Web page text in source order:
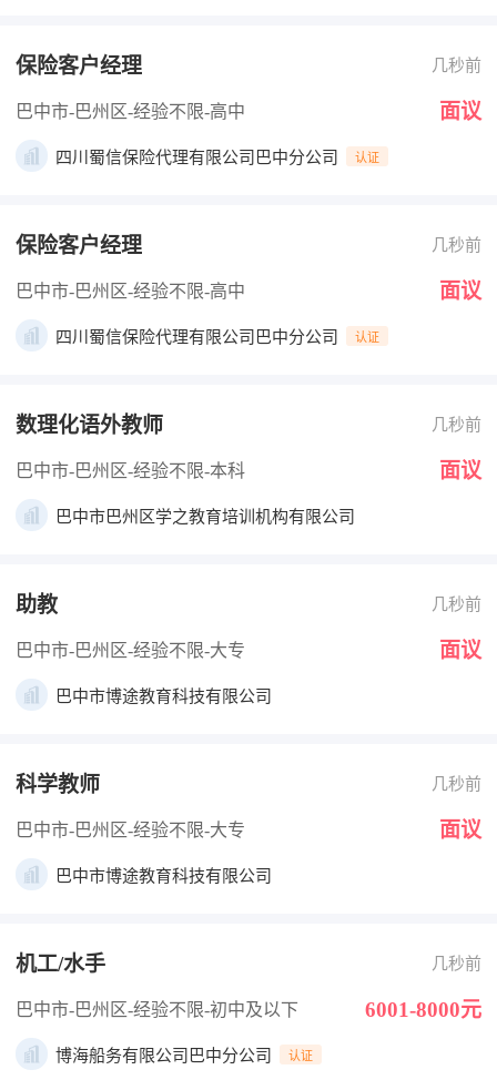
保险客户经理 几秒前
巴中市-巴州区-经验不限-高中 面议
四川蜀信保险代理有限公司巴中分公司 认证
保险客户经理 几秒前
巴中市-巴州区-经验不限-高中 面议
四川蜀信保险代理有限公司巴中分公司 认证
数理化语外教师 几秒前
巴中市-巴州区-经验不限-本科 面议
巴中市巴州区学之教育培训机构有限公司
助教 几秒前
巴中市-巴州区-经验不限-大专 面议
巴中市博途教育科技有限公司
科学教师 几秒前
巴中市-巴州区-经验不限-大专 面议
巴中市博途教育科技有限公司
机工/水手 几秒前
巴中市-巴州区-经验不限-初中及以下 6001-8000元
博海船务有限公司巴中分公司 认证